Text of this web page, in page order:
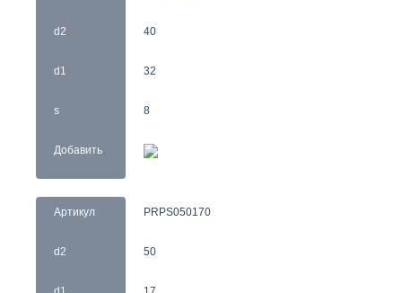
d2
d1
s
Добавить
40
32
8
Артикул
d2
PRPS050170
50